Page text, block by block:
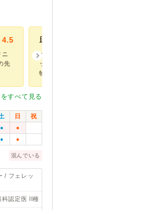
4.5
ニ
先
日にちで先生が変わります
ペットショップに併設されている病
ット販売はシておらずグッズとフー
物がおいて...
すべて見る
日
祝
● ●
● ●
混んでいる
/ フェレッ
認定医 II種